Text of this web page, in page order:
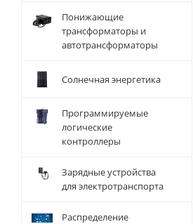
Понижающие
трансформаторы и
автотрансформаторы
Солнечная энергетика
Программируемые
логические
контроллеры
Зарядные устройства
для электротранспорта
Распределение